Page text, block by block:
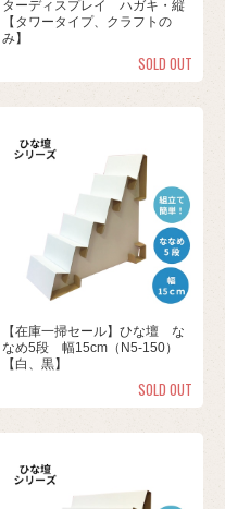
ターディスプレイ ハガキ・縦
【タワータイプ、クラフトの
み】
SOLD OUT
【在庫一掃セール】ひな壇 な
なめ5段 幅15cm（N5-150）
【白、黒】
SOLD OUT